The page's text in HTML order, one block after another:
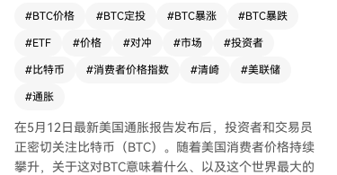
升，比特币价格仅小幅下跌约1-1.5%，随后稳定在
引发的能源价格冲击，导致月度通胀上升0.6%。与
此同时，10年期美国国债收益率攀升超过4个基点
现出相对韧性，市场主导地位保持稳定，显示其作
为潜在通胀对冲工具的属性仍被部分投资者认可。
金融专家、《富爸爸穷爸爸》作者罗伯特·清崎近
#BTC价格 #BTC定投 #BTC暴涨 #BTC暴跌
#ETF #价格 #对冲 #市场 #投资者
#比特币 #消费者价格指数 #清崎 #美联储
#通胀
在5月12日最新美国通胀报告发布后，投资者和交易员
正密切关注比特币（BTC）。随着美国消费者价格持续
攀升，关于这对BTC意味着什么、以及这个世界最大的